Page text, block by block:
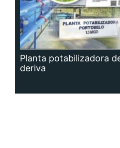
Planta potabilizadora
deriva